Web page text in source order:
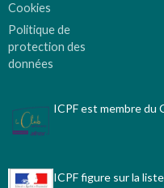
Cookies
Politique de
protection des
données
ICPF est membre du
ICPF figure sur la